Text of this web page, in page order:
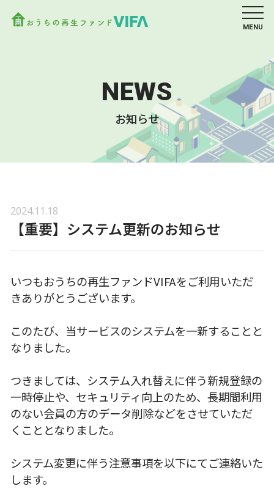
MENU
NEWS
お知らせ
2024.11.18
【重要】システム更新のお知らせ
いつもおうちの再生ファンドVIFAをご利用いただ
きありがとうございます。
このたび、当サービスのシステムを一新することと
なりました。
つきましては、システム入れ替えに伴う新規登録の
一時停止や、セキュリティ向上のため、長期間利用
のない会員の方のデータ削除などをさせていただ
くこととなりました。
システム変更に伴う注意事項を以下にてご連絡いた
します。